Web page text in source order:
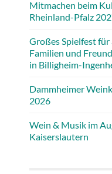
Mitmachen beim
Rheinland-Pfalz
Großes Spielfest
Familien und
in Billigheim-
Dammheimer
2026
Wein & Musik im
Kaiserslautern